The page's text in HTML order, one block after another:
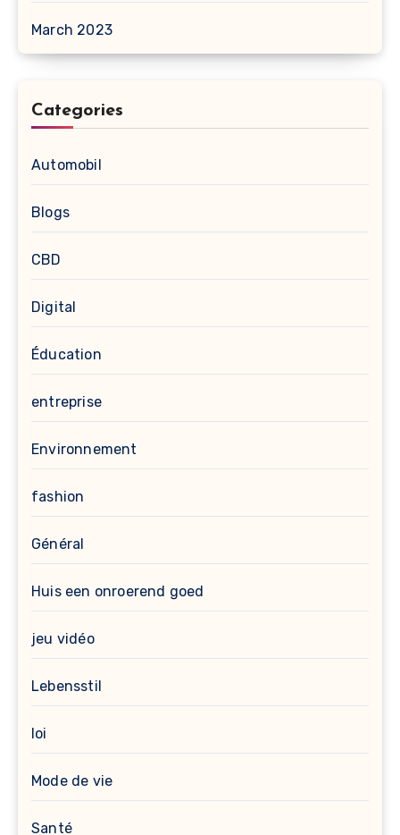
March 2023
Categories
Automobil
Blogs
CBD
Digital
Éducation
entreprise
Environnement
fashion
Général
Huis een onroerend goed
jeu vidéo
Lebensstil
loi
Mode de vie
Santé